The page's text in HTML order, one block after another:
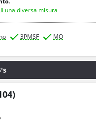
una diversa misura
3PMSF MO